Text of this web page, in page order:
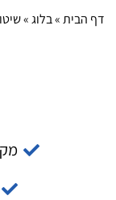
דף הבית»בלוג»